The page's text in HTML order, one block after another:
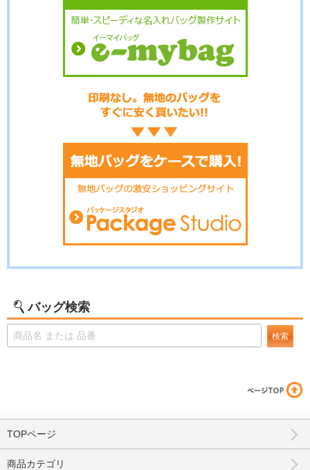
バッグ検索
検索
TOPページ
商品カテゴリ